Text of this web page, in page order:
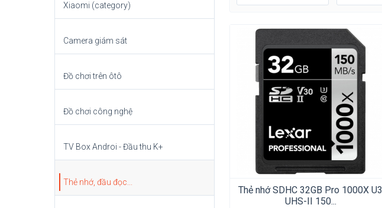
Xiaomi (category)
Camera giám sát
Đồ chơi trên ôtô
Đồ chơi công nghệ
TV Box Androi - Đầu thu K+
Thẻ nhớ, đầu đọc...
Thẻ nhớ SDHC 32GB Pro 1000X U3
UHS-II 150...